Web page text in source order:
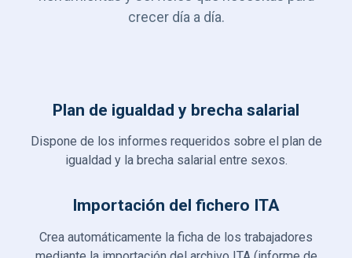
crecer día a día.
Plan de igualdad y brecha salarial
Dispone de los informes requeridos sobre el plan de
igualdad y la brecha salarial entre sexos.
Importación del fichero ITA
Crea automáticamente la ficha de los trabajadores